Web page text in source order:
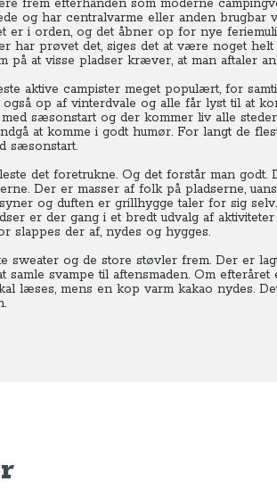
frem efterhånden som moderne
og har centralvarme eller anden brugbar
er i orden, og det åbner op for nye
har prøvet det, siges det at være noget helt
at visse pladser kræver, at man aftaler
aktive campister meget populært, for
op af vinterdvale og alle får lyst til at
sæsonstart og der kommer liv alle
at komme i godt humør. For langt de
sæsonstart.
det foretrukne. Og det forstår man godt.
Der er masser af folk på pladserne,
og duften er grillhygge taler for sig
er der gang i et bredt udvalg af
slappes der af, nydes og hygges.
sweater og de store støvler frem. Der er
svampe til aftensmaden. Om
læses, mens en kop varm kakao nydes.